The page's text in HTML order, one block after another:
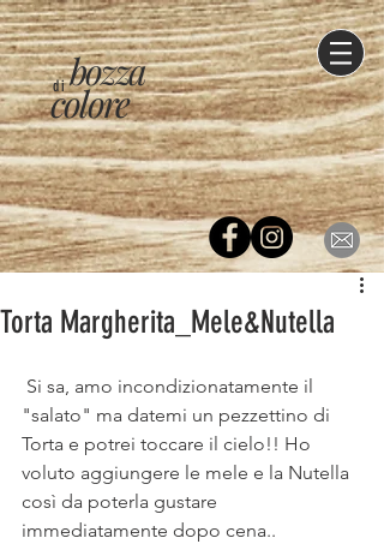
di
colore
bozza
Torta Margherita_Mele&Nutella
"salato" ma datemi un pezzettino di
Torta e potrei toccare il cielo!! Ho
voluto aggiungere le mele e la Nutella
così da poterla gustare
immediatamente dopo cena..